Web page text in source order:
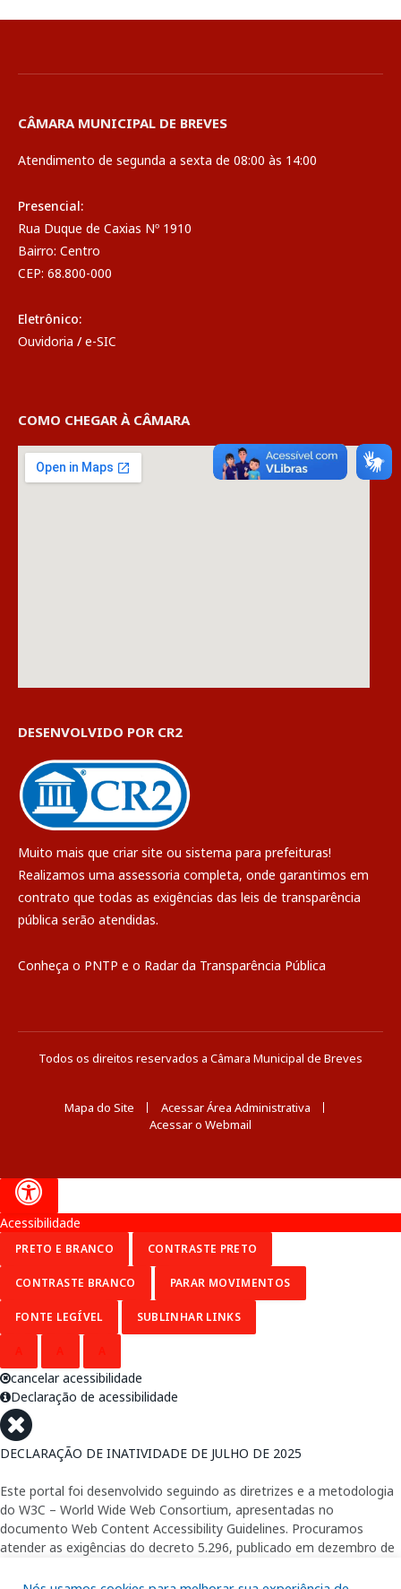
CÂMARA MUNICIPAL DE BREVES
Atendimento de segunda a sexta de 08:00 às 14:00
Presencial:
Rua Duque de Caxias Nº 1910
Bairro: Centro
CEP: 68.800-000
Eletrônico:
Ouvidoria / e-SIC
COMO CHEGAR À CÂMARA
DESENVOLVIDO POR CR2
Muito mais que criar site ou sistema para prefeituras!
Realizamos uma assessoria completa, onde garantimos em
contrato que todas as exigências das leis de transparência
pública serão atendidas.
Conheça o PNTP e o Radar da Transparência Pública
Todos os direitos reservados a Câmara Municipal de Breves
Mapa do Site
Acessar Área Administrativa
Acessar o Webmail
Acessibilidade
PRETO E BRANCO CONTRASTE PRETO
CONTRASTE BRANCO PARAR MOVIMENTOS
FONTE LEGÍVEL SUBLINHAR LINKS
cancelar acessibilidade
Declaração de acessibilidade
DECLARAÇÃO DE INATIVIDADE DE JULHO DE 2025
Este portal foi desenvolvido seguindo as diretrizes e a metodologia
do W3C – World Wide Web Consortium, apresentadas no
documento Web Content Accessibility Guidelines. Procuramos
atender as exigências do decreto 5.296, publicado em dezembro de
eletrônicos da administração pública na rede mundial de